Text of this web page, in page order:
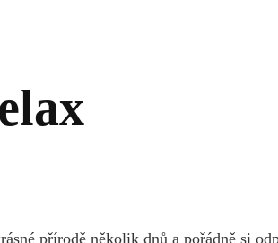
přírodě několik dnů a pořádně si